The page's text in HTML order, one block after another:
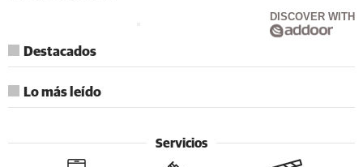
DISCOVER WITH
Destacados
Lo más leído
Servicios